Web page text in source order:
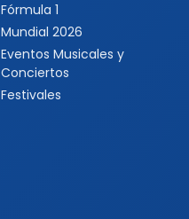
Fórmula 1
Mundial 2026
Eventos Musicales y
Conciertos
Festivales